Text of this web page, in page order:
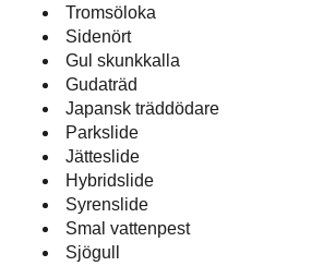
Tromsöloka
Sidenört
Gul skunkkalla
Gudaträd
Japansk träddödare
Parkslide
Jätteslide
Hybridslide
Syrenslide
Smal vattenpest
Sjögull